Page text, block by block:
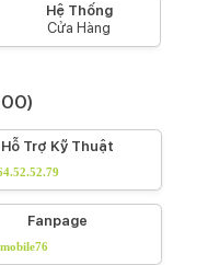
Hệ Thống
Cửa Hàng
Hỗ Trợ Kỹ Thuật
Fanpage